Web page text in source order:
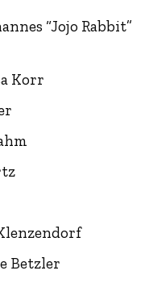
“Jojo Rabbit”
Korr
Betzler